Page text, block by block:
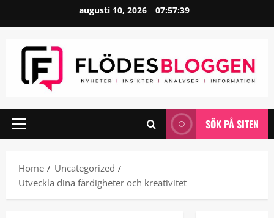
augusti 10, 2026 07:57:40
Primary
SÖK PÅ SITEN
Home
Uncategorized
Utveckla dina färdigheter och kreativitet